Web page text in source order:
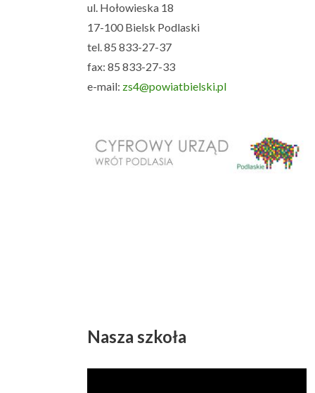
ul. Hołowieska 18
17-100 Bielsk Podlaski
tel. 85 833-27-37
fax: 85 833-27-33
e-mail: zs4@powiatbielski.pl
Nasza szkoła